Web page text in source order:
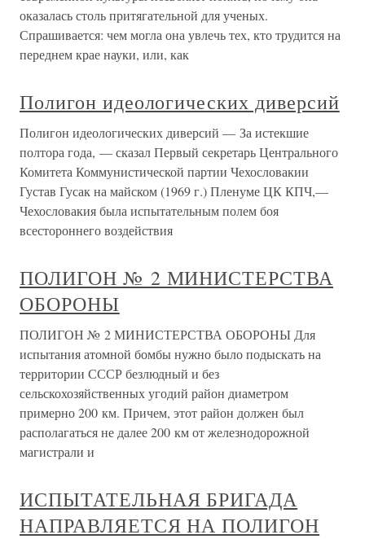
оказалась столь притягательной для ученых.
Спрашивается: чем могла она увлечь тех, кто трудится на
переднем крае науки, или, как
Полигон идеологических диверсий
Полигон идеологических диверсий — За истекшие
полтора года, — сказал Первый секретарь Центрального
Комитета Коммунистической партии Чехословакии
Густав Гусак на майском (1969 г.) Пленуме ЦК КПЧ,—
Чехословакия была испытательным полем боя
всестороннего воздействия
ПОЛИГОН № 2 МИНИСТЕРСТВА
ОБОРОНЫ
ПОЛИГОН № 2 МИНИСТЕРСТВА ОБОРОНЫ Для
испытания атомной бомбы нужно было подыскать на
территории СССР безлюдный и без
сельскохозяйственных угодий район диаметром
примерно 200 км. Причем, этот район должен был
располагаться не далее 200 км от железнодорожной
магистрали и
ИСПЫТАТЕЛЬНАЯ БРИГАДА
НАПРАВЛЯЕТСЯ НА ПОЛИГОН